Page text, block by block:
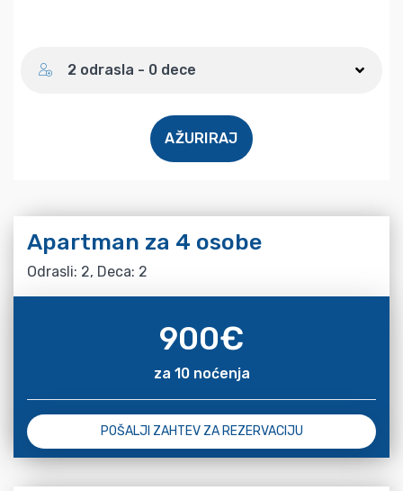
2 odrasla - 0 dece
AŽURIRAJ
Apartman za 4 osobe
Odrasli: 2, Deca: 2
900€
za 10 noćenja
POŠALJI ZAHTEV ZA REZERVACIJU